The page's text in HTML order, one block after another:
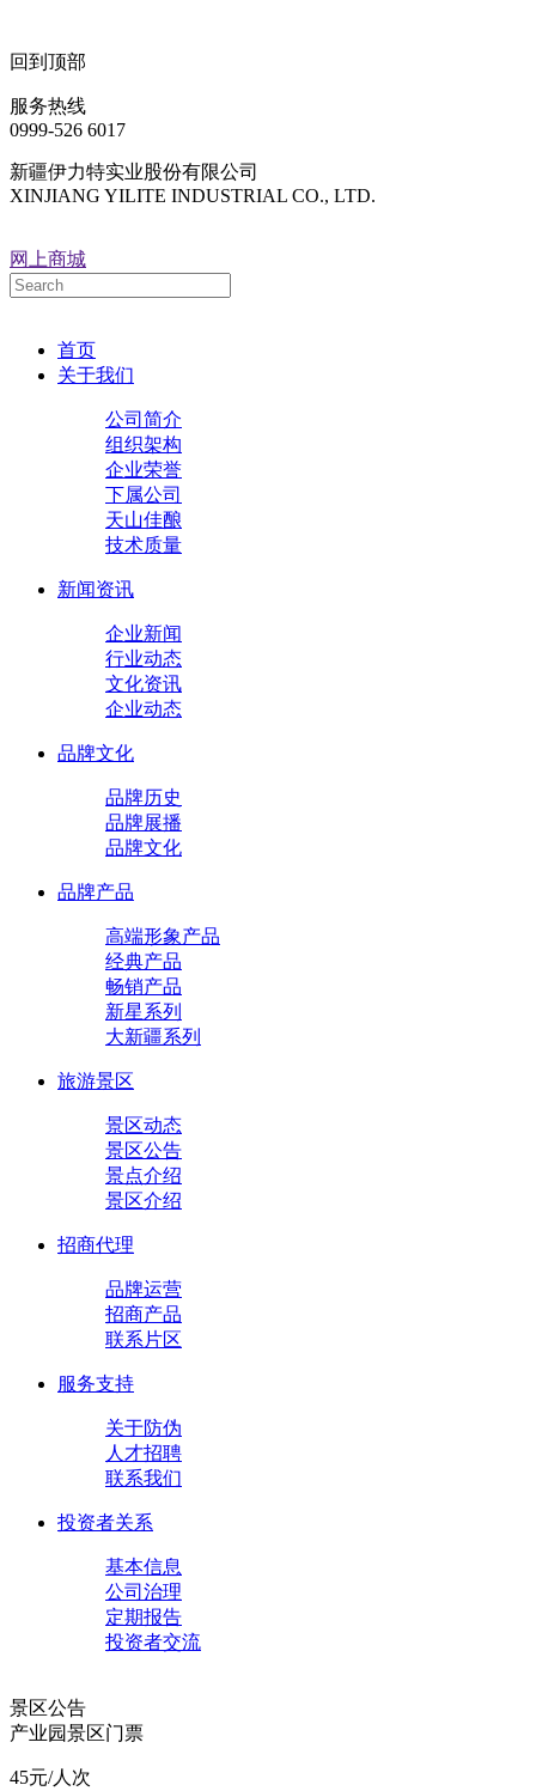
回到顶部
服务热线
0999-526 6017
新疆伊力特实业股份有限公司
XINJIANG YILITE INDUSTRIAL CO., LTD.
网上商城
首页
关于我们
公司简介
组织架构
企业荣誉
下属公司
天山佳酿
技术质量
新闻资讯
企业新闻
行业动态
文化资讯
企业动态
品牌文化
品牌历史
品牌展播
品牌文化
品牌产品
高端形象产品
经典产品
畅销产品
新星系列
大新疆系列
旅游景区
景区动态
景区公告
景点介绍
景区介绍
招商代理
品牌运营
招商产品
联系片区
服务支持
关于防伪
人才招聘
联系我们
投资者关系
基本信息
公司治理
定期报告
投资者交流
景区公告
产业园景区门票
45元/人次